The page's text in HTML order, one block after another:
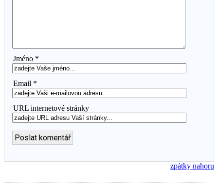
Jméno *
Email *
URL internetové stránky
zpátky nahoru